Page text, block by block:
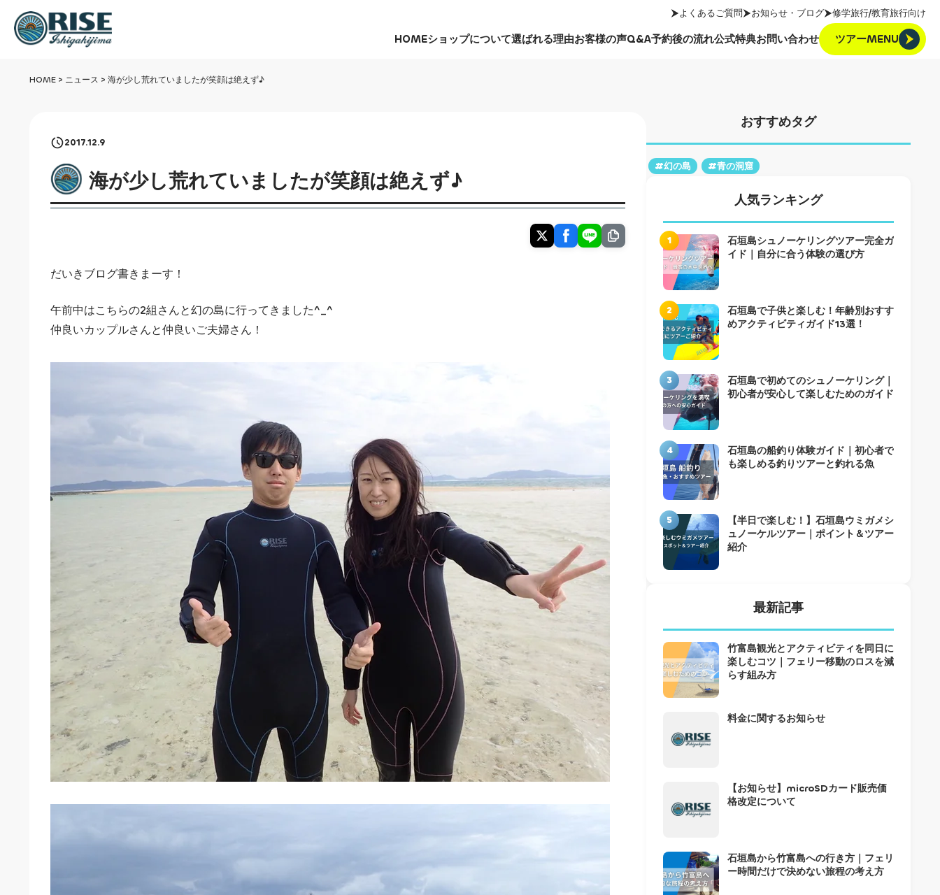
よくあるご質問 お知らせ・ブログ 修学旅行/教育旅行向け
HOMEショップについて選ばれる理由お客様の声Q&A予約後の流れ公式特典お問い合わせ
ツアーMENU
HOME > ニュース > 海が少し荒れていましたが笑顔は絶えず♪
2017.12.9
海が少し荒れていましたが笑顔は絶えず♪
だいきブログ書きまーす！
午前中はこちらの2組さんと幻の島に行ってきました^_^
仲良いカップルさんと仲良いご夫婦さん！
おすすめタグ
#幻の島 #青の洞窟
人気ランキング
1
石垣島シュノーケリングツアー完全ガ
イド｜自分に合う体験の選び方
2
石垣島で子供と楽しむ！年齢別おすす
めアクティビティガイド13選！
3
石垣島で初めてのシュノーケリング｜
初心者が安心して楽しむためのガイド
4
石垣島の船釣り体験ガイド｜初心者で
も楽しめる釣りツアーと釣れる魚
5
【半日で楽しむ！】石垣島ウミガメシ
ュノーケルツアー｜ポイント＆ツアー
紹介
最新記事
竹富島観光とアクティビティを同日に
楽しむコツ｜フェリー移動のロスを減
らす組み方
料金に関するお知らせ
【お知らせ】microSDカード販売価
格改定について
石垣島から竹富島への行き方｜フェリ
ー時間だけで決めない旅程の考え方